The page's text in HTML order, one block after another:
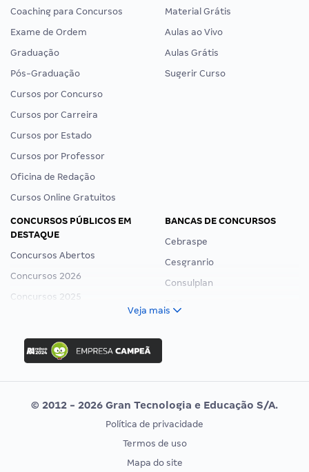
Coaching para Concursos
Exame de Ordem
Graduação
Pós-Graduação
Cursos por Concurso
Cursos por Carreira
Cursos por Estado
Cursos por Professor
Oficina de Redação
Cursos Online Gratuitos
Material Grátis
Aulas ao Vivo
Aulas Grátis
Sugerir Curso
CONCURSOS PÚBLICOS EM
DESTAQUE
Concursos Abertos
Concursos 2026
Concursos 2025
Concurso Ibama
Concurso MPU
Editais publicados
BANCAS DE CONCURSOS
Cebraspe
Cesgranrio
Consulplan
Vunesp
CONCURSOS POR PROFISSÃO
EXAME DE ORDEM
Veja mais
© 2012 - 2026 Gran Tecnologia e Educação S/A.
Política de privacidade
Termos de uso
Mapa do site